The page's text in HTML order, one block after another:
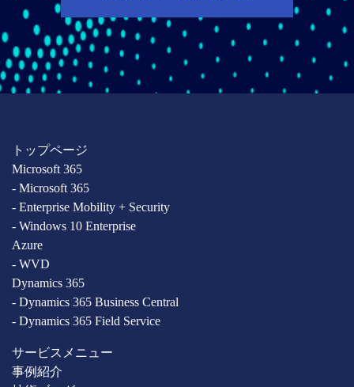
トップページ
Microsoft 365
- Microsoft 365
- Enterprise Mobility + Security
- Windows 10 Enterprise
Azure
- WVD
Dynamics 365
- Dynamics 365 Business Central
- Dynamics 365 Field Service
サービスメニュー
事例紹介